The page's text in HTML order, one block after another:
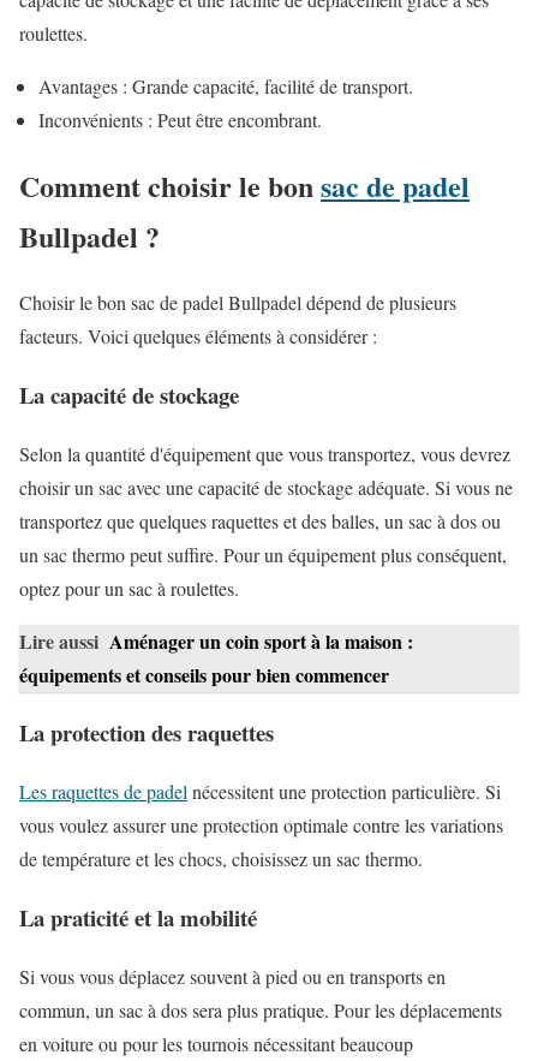
roulettes.
Avantages : Grande capacité, facilité de transport.
Inconvénients : Peut être encombrant.
Comment choisir le bonsac de padel
Bullpadel ?
Choisir le bon sac de padel Bullpadel dépend de plusieurs
facteurs. Voici quelques éléments à considérer :
La capacité de stockage
Selon la quantité d'équipement que vous transportez, vous devrez
choisir un sac avec une capacité de stockage adéquate. Si vous ne
transportez que quelques raquettes et des balles, un sac à dos ou
un sac thermo peut suffire. Pour un équipement plus conséquent,
optez pour un sac à roulettes.
Lire aussi Aménager un coin sport à la maison :
équipements et conseils pour bien commencer
La protection des raquettes
Les raquettes de padel nécessitent une protection particulière. Si
vous voulez assurer une protection optimale contre les variations
de température et les chocs, choisissez un sac thermo.
La praticité et la mobilité
Si vous vous déplacez souvent à pied ou en transports en
commun, un sac à dos sera plus pratique. Pour les déplacements
en voiture ou pour les tournois nécessitant beaucoup